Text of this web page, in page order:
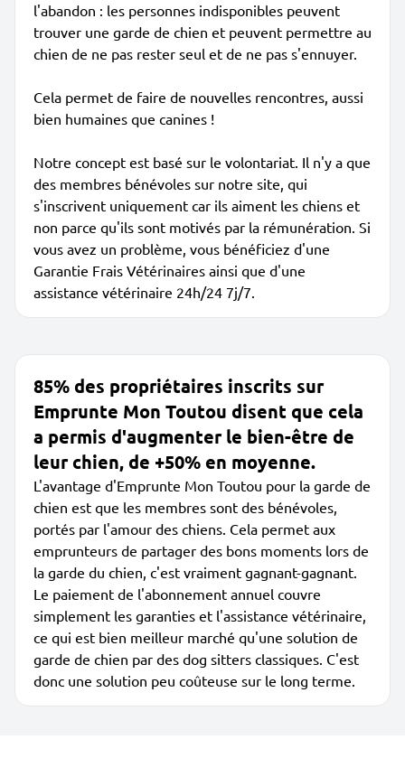
l'abandon : les personnes indisponibles peuvent
trouver une garde de chien et peuvent permettre au
chien de ne pas rester seul et de ne pas s'ennuyer.
Cela permet de faire de nouvelles rencontres, aussi
bien humaines que canines !
Notre concept est basé sur le volontariat. Il n'y a que
des membres bénévoles sur notre site, qui
s'inscrivent uniquement car ils aiment les chiens et
non parce qu'ils sont motivés par la rémunération. Si
vous avez un problème, vous bénéficiez d'une
Garantie Frais Vétérinaires ainsi que d'une
assistance vétérinaire 24h/24 7j/7.
85% des propriétaires inscrits sur
Emprunte Mon Toutou disent que cela
a permis d'augmenter le bien-être de
leur chien, de +50% en moyenne.
L'avantage d'Emprunte Mon Toutou pour la garde de
chien est que les membres sont des bénévoles,
portés par l'amour des chiens. Cela permet aux
emprunteurs de partager des bons moments lors de
la garde du chien, c'est vraiment gagnant-gagnant.
Le paiement de l'abonnement annuel couvre
simplement les garanties et l'assistance vétérinaire,
ce qui est bien meilleur marché qu'une solution de
garde de chien par des dog sitters classiques. C'est
donc une solution peu coûteuse sur le long terme.